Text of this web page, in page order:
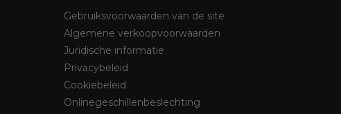
Gebruiksvoorwaarden van de site
Algemene verkoopvoorwaarden
Juridische informatie
Privacybeleid
Cookiebeleid
Onlinegeschillenbeslechting